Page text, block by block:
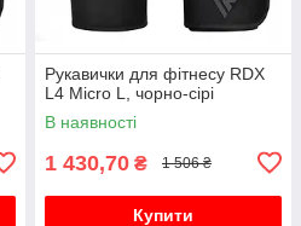
Рукавички для фітнесу RDX
L4 Micro L, чорно-сірі
В наявності
1 430,70 ₴ 1 506 ₴
Купити